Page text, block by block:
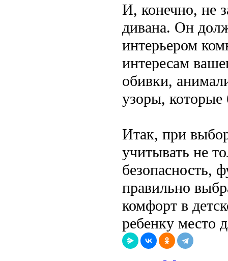
И, конечно, не
дивана. Он
интерьером
интересам
обивки,
узоры, которые
Итак, при
учитывать не
безопасность,
правильно
комфорт в
ребенку место